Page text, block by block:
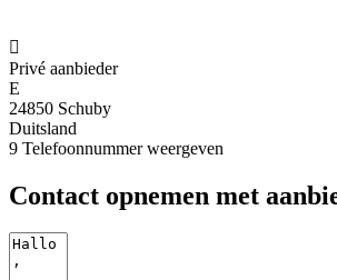

Privé aanbieder
E
24850 Schuby
Duitsland
9 Telefoonnummer weergeven
Contact opnemen met